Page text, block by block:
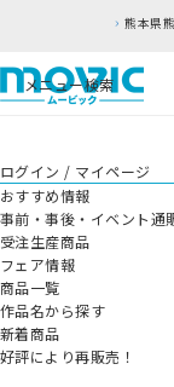
熊本県熊本
メニュー検索
ログイン / マイページ
おすすめ情報
事前・事後・イベント通
受注生産商品
フェア情報
商品一覧
作品名から探す
新着商品
好評により再販売！